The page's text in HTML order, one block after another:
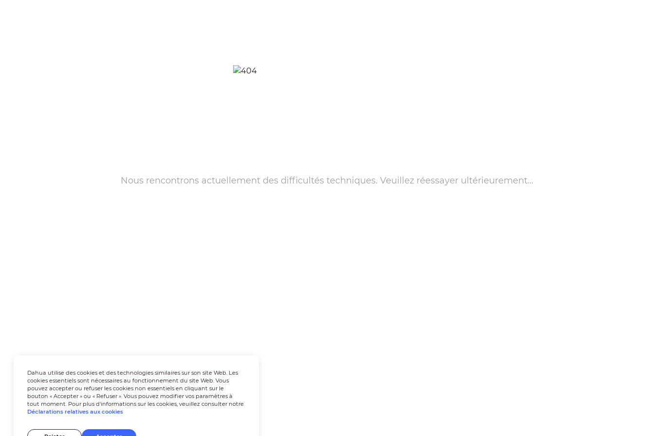
Nous rencontrons actuellement des difficultés techniques. Veuillez réessayer ultérieurement...
Dahua utilise des cookies et des technologies similaires sur son site Web. Les
cookies essentiels sont nécessaires au fonctionnement du site Web. Vous
pouvez accepter ou refuser les cookies non essentiels en cliquant sur le
bouton « Accepter » ou « Refuser ». Vous pouvez modifier vos paramètres à
tout moment. Pour plus d'informations sur les cookies, veuillez consulter notre
Déclarations relatives aux cookies